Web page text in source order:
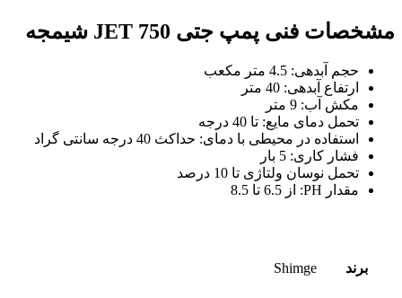
مشخصات فنی پمپ جتی JET 750 شیمجه
حجم آبدهی: 4.5 متر مکعب
ارتفاع آبدهی: 40 متر
مکش آب: 9 متر
تحمل دمای مایع: تا 40 درجه
استفاده در محیطی با دمای: حداکث 40 درجه سانتی گراد
فشار کاری: 5 بار
تحمل نوسان ولتاژی تا 10 درصد
مقدار PH: از 6.5 تا 8.5
برند Shimge